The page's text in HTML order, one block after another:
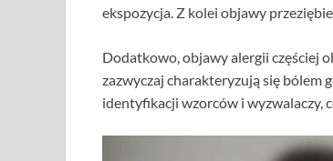
ekspozycja. Z kolei objawy
Dodatkowo, objawy alergii częściej
zazwyczaj charakteryzują się bólem
identyfikacji wzorców i wyzwalaczy,